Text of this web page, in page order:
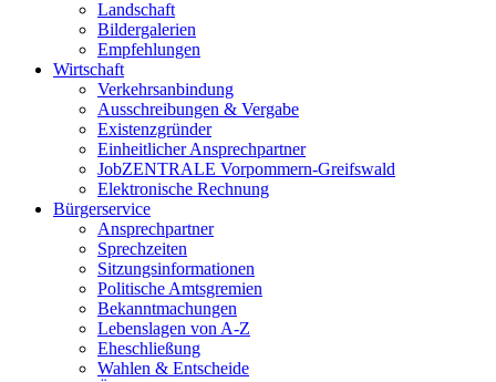
Landschaft
Bildergalerien
Empfehlungen
Wirtschaft
Verkehrsanbindung
Ausschreibungen & Vergabe
Existenzgründer
Einheitlicher Ansprechpartner
JobZENTRALE Vorpommern-Greifswald
Elektronische Rechnung
Bürgerservice
Ansprechpartner
Sprechzeiten
Sitzungsinformationen
Politische Amtsgremien
Bekanntmachungen
Lebenslagen von A-Z
Eheschließung
Wahlen & Entscheide